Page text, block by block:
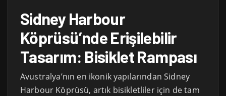
Sidney Harbour
Köprüsü’nde Erişilebilir
Tasarım: Bisiklet Rampası
Avustralya’nın en ikonik yapılarından Sidney
Harbour Köprüsü, artık bisikletliler için de tam